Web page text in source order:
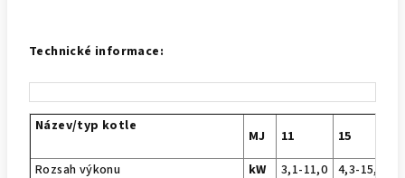
Technické informace:
Název/typ kotle
MJ 11 15
Rozsah výkonu
kW 3,1-11,0 4,3-15,2